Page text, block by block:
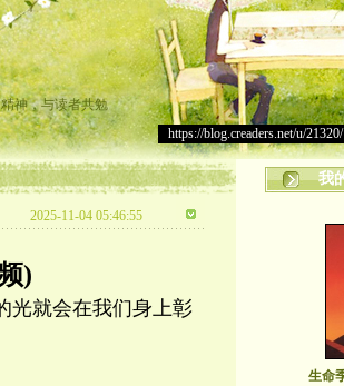
神，与读者共勉
https://blog.creaders.net/u/21320/
2025-11-04 05:46:55
)
就会在我们身上彰
我
生命